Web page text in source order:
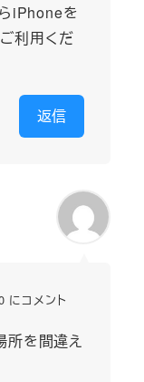
iPhoneを
利用くだ
返信
コメント
所を間違え